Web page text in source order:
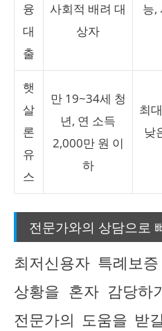
융
대
출
사회적 배려 대
상자
능,
햇
살
론
유
스
만 19~34세 청
년, 연 소득
2,000만 원 이
하
최
낮
전문가와의 상담으로
최저신용자 특례보
상황을 혼자 감당하
전문가의 도움을 받